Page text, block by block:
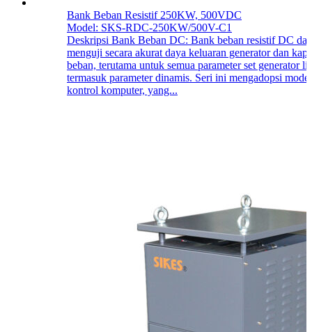
Bank Beban Resistif 250KW, 500VDC
Model: SKS-RDC-250KW/500V-C1
Deskripsi Bank Beban DC: Bank beban resistif DC
menguji secara akurat daya keluaran generator dan
beban, terutama untuk semua parameter set generator
termasuk parameter dinamis. Seri ini mengadopsi mode
kontrol komputer, yang...